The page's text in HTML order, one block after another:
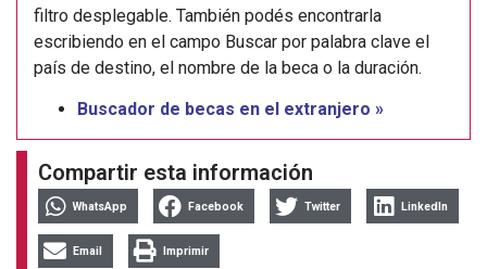
filtro desplegable. También podés encontrarla
escribiendo en el campo Buscar por palabra clave el
país de destino, el nombre de la beca o la duración.
Buscador de becas en el extranjero »
Compartir esta información
WhatsApp Facebook Twitter LinkedIn
Email Imprimir